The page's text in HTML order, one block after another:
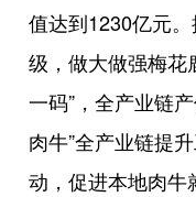
值达到1230亿元
级，做大做强梅花
一码”，全产业链
肉牛”全产业链提
动，促进本地肉牛